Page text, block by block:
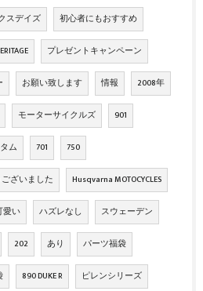
スデイズ 初心者にもおすすめ
プレゼントキャンペーン
お願い致します 情報 2008年
モーターサイクルズ 901
ム 701 750
ざいました Husqvarna MOTOCYCLES
愛い ハズレなし スウェーデン
202 あり パーツ福袋
890 DUKE R ピレンシリーズ